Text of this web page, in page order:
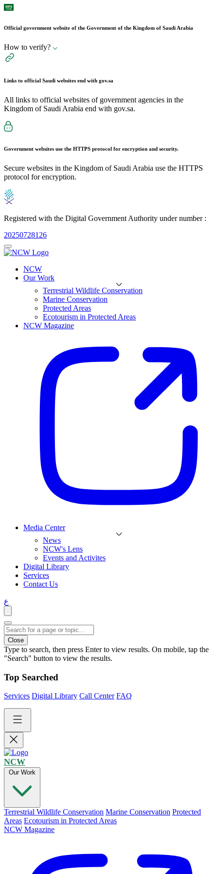
Official government website of the Government of the Kingdom of Saudi Arabia
How to verify?
Links to official Saudi websites end with gov.sa
All links to official websites of government agencies in the
Kingdom of Saudi Arabia end with gov.sa.
Government websites use the HTTPS protocol for encryption and security.
Secure websites in the Kingdom of Saudi Arabia use the HTTPS
protocol for encryption.
Registered with the Digital Government Authority under number :
20250728126
NCW
Our Work
Terrestrial Wildlife Conservation
Marine Conservation
Protected Areas
Ecotourism in Protected Areas
NCW Magazine
Media Center
News
NCW's Lens
Events and Activites
Digital Library
Services
Contact Us
ع
Close
Type to search, then press Enter to view results. On mobile, tap the
"Search" button to view the results.
Top Searched
Services Digital Library Call Center FAQ
NCW
Our Work
Terrestrial Wildlife Conservation Marine Conservation Protected
Areas Ecotourism in Protected Areas
NCW Magazine